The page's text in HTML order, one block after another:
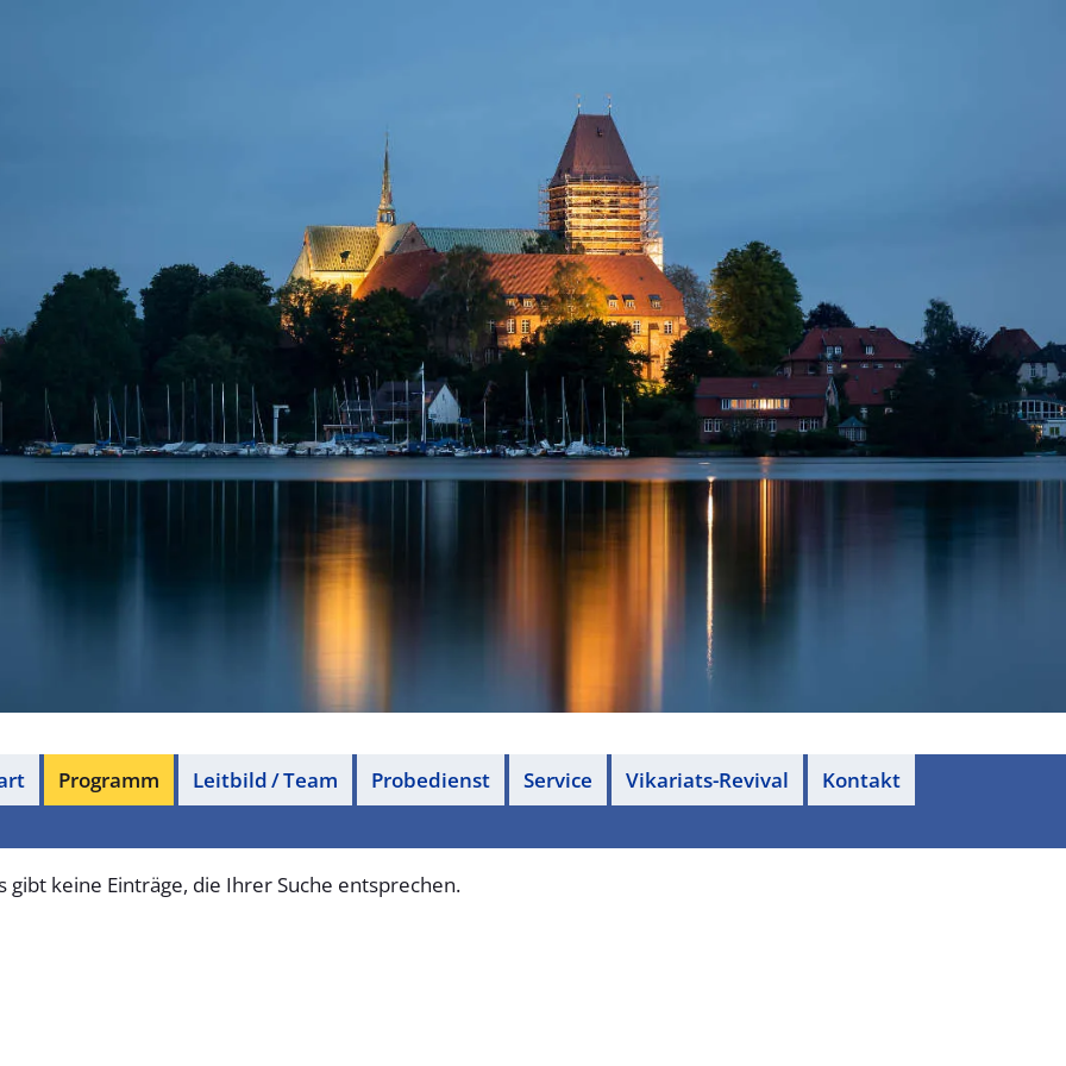
Programm Leitbild / Team Probedienst Service Vikariats-Revival Kontakt
gibt keine Einträge, die Ihrer Suche entsprechen.